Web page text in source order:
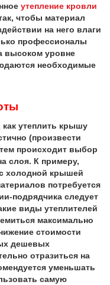
утепление кровли
чтобы материал
на него влаги
профессионалы
высоком уровне
необходимые
утеплить крышу
(произвести
происходит выбор
слоя. К примеру,
холодной крышей
потребуется
подрядчика следует
виды утеплителей
максимально
стоимости
дешевых
отразиться на
уменьшать
самую